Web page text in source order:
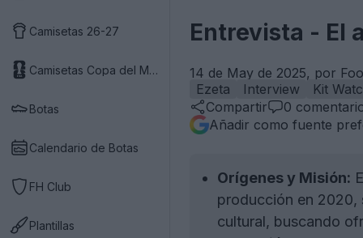
Camisetas 26-27
Camisetas Copa del Mundo 2026
Botas
Calendario de Botas
FH Club
Plantillas
Entrevista - El
14 de May de 2025, por
Ezeta
Interview
Kit
Compartir
0
Añadir como fuente
Orígenes y Misión:
producción en 2020,
cultural, buscando